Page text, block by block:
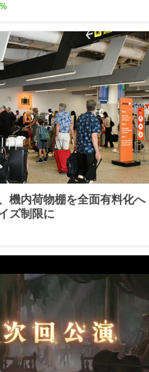
%
機内荷物棚を全面有料化
ズ制限に